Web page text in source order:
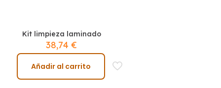
Kit limpieza laminado
38,74€
Añadir al carrito